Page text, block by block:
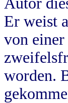
Er weist
von
worden.